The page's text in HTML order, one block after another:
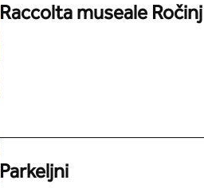
Raccolta museale Ročinj
Parkeljni